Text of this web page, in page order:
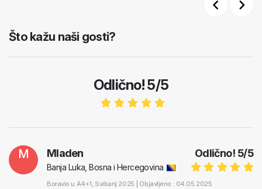
Što kažu naši gosti?
Odlično! 5/5
M Odlično! 5/5
Mladen
Banja Luka, Bosna i Hercegovina
Boravio u A4+1, Svibanj 2025 | Objavljeno : 04.05.2025